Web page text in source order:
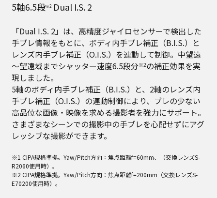
5軸6.5段※2Dual I.S. 2
「Dual I.S. 2」は、高精度ジャイロセンサーで検出した
手ブレ情報をもとに、ボディ内手ブレ補正（B.I.S.）と
レンズ内手ブレ補正（O.I.S.）を連動して制御。中望遠
～望遠域までシャッター速度6.5段分※2の補正効果を実
現しました。
5軸のボディ内手ブレ補正（B.I.S.）と、2軸のレンズ内
手ブレ補正（O.I.S.）の連動制御により、ブレの少ない
高品位な画像・映像を求める撮影者を強力にサポート。
さまざまなシーンでの撮影中の手ブレを心配せずにアグ
レッシブな撮影ができます。
※1 CIPA規格準拠。Yaw/Pitch方向：焦点距離f=60mm、（交換レンズS-
R2060使用時）。
※2 CIPA規格準拠。Yaw/Pitch方向：焦点距離f=200mm（交換レンズS-
E70200使用時）。